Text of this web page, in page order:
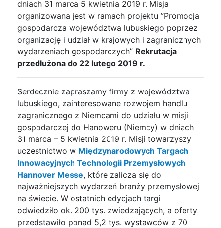
dniach 31 marca 5 kwietnia 2019 r. Misja
organizowana jest w ramach projektu ”Promocja
gospodarcza województwa lubuskiego poprzez
organizację i udział w krajowych i zagranicznych
wydarzeniach gospodarczych” Rekrutacja
przedłużona do 22 lutego 2019 r.
Serdecznie zapraszamy firmy z województwa
lubuskiego, zainteresowane rozwojem handlu
zagranicznego z Niemcami do udziału w misji
gospodarczej do Hanoweru (Niemcy) w dniach
31 marca – 5 kwietnia 2019 r. Misji towarzyszy
uczestnictwo w Międzynarodowych Targach
Innowacyjnych Technologii Przemysłowych
Hannover Messe, które zalicza się do
najważniejszych wydarzeń branży przemysłowej
na świecie. W ostatnich edycjach targi
odwiedziło ok. 200 tys. zwiedzających, a oferty
przedstawiło ponad 5,2 tys. wystawców z 70